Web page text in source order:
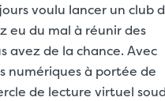
voulu lancer un club
eu du mal à réunir des
avez de la chance. Avec
numériques à portée de
de lecture virtuel